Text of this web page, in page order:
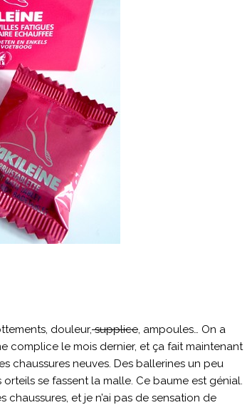
douleur,supplice, ampoules… On a
complice le mois dernier, et ça fait maintenant
chaussures neuves. Des ballerines un peu
se fassent la malle. Ce baume est génial.
et je n’ai pas de sensation de